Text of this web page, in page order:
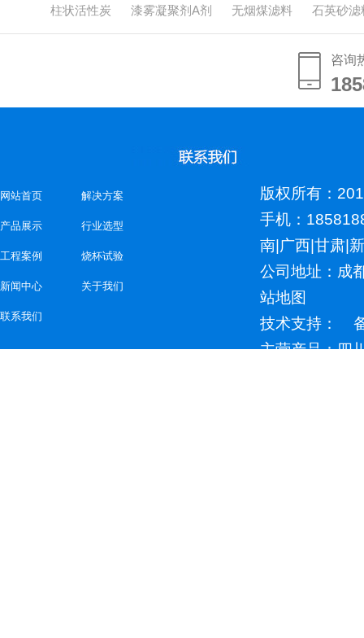
柱状活性炭 漆雾凝聚剂A剂 无烟煤滤料 石英砂滤
咨询
网站首页 解决方案
产品展示 行业选型
工程案例 烧杯试验
新闻中心 关于我们
联系我们
版权所有：
手机：
南 广西 甘肃
公司地址：成
站地图
技术支持：
主营产品：四